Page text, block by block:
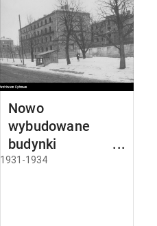
Nowo
wybudowane
budynki w
Częstochowie
1931-1934